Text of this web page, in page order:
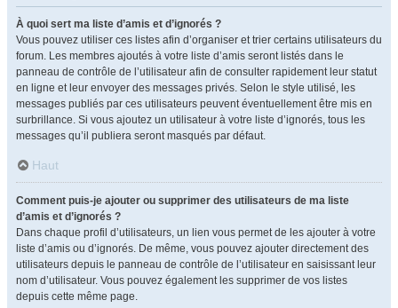
À quoi sert ma liste d’amis et d’ignorés ?
Vous pouvez utiliser ces listes afin d’organiser et trier certains utilisateurs du
forum. Les membres ajoutés à votre liste d’amis seront listés dans le
panneau de contrôle de l’utilisateur afin de consulter rapidement leur statut
en ligne et leur envoyer des messages privés. Selon le style utilisé, les
messages publiés par ces utilisateurs peuvent éventuellement être mis en
surbrillance. Si vous ajoutez un utilisateur à votre liste d’ignorés, tous les
messages qu’il publiera seront masqués par défaut.
Haut
Comment puis-je ajouter ou supprimer des utilisateurs de ma liste
d’amis et d’ignorés ?
Dans chaque profil d’utilisateurs, un lien vous permet de les ajouter à votre
liste d’amis ou d’ignorés. De même, vous pouvez ajouter directement des
utilisateurs depuis le panneau de contrôle de l’utilisateur en saisissant leur
nom d’utilisateur. Vous pouvez également les supprimer de vos listes
depuis cette même page.